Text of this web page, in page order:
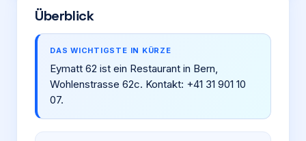
Überblick
DAS WICHTIGSTE IN KÜRZE
Eymatt 62 ist ein Restaurant in Bern,
Wohlenstrasse 62c. Kontakt: +41 31 901 10
07.